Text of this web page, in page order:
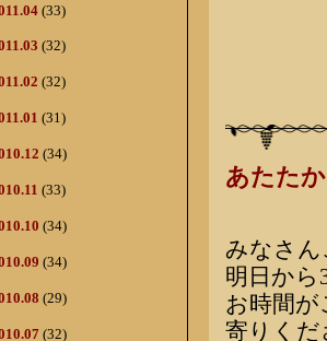
(33)
(32)
(32)
(31)
(34)
(33)
(34)
(34)
(29)
(32)
あたた
みなさ
明日か
お時間
寄りくだ